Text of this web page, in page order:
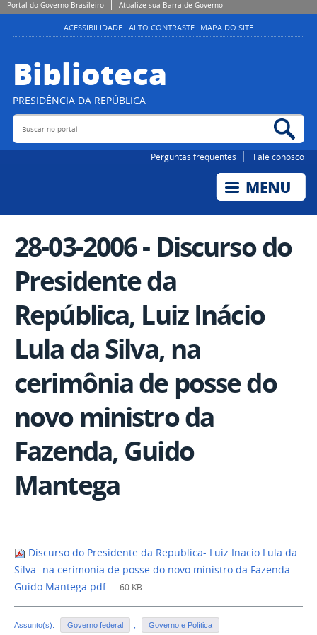
Portal do Governo Brasileiro Atualize sua Barra de Governo
ACESSIBILIDADE ALTO CONTRASTE MAPA DO SITE
Biblioteca
PRESIDÊNCIA DA REPÚBLICA
Buscar no portal
Perguntas frequentes Fale conosco
28-03-2006 - Discurso do
Presidente da
República, Luiz Inácio
Lula da Silva, na
cerimônia de posse do
novo ministro da
Fazenda, Guido
Mantega
Discurso do Presidente da Republica- Luiz Inacio Lula da
Silva- na cerimonia de posse do novo ministro da Fazenda-
Guido Mantega.pdf — 60 KB
Assunto(s): Governo federal Governo e Política